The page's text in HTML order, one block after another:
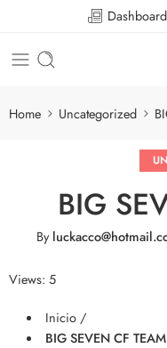
Dashboard
Home Uncategorized
BIG
By
Views: 5
Inicio /
BIG SEVEN CF TEAM